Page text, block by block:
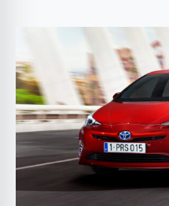
la
Frankfurt
noul
Prius